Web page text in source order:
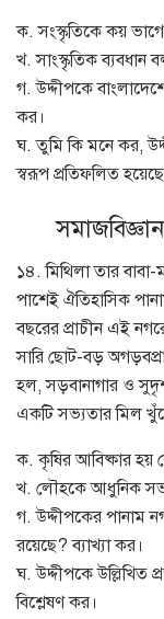
ক. সংস্কৃতিকে কয়
খ. সাংস্কৃতিক ব্যবধান
গ. উদ্দীপকে
কর।
ঘ. তুমি কি মনে কর,
স্বরূপ প্রতিফলিত
১৪. মিথিলা তার বাবা-
পাশেই ঐতিহাসিক
বছরের প্রাচীন এই
সারি ছোট-বড়
হল, সড়বানাগার ও
একটি সভ্যতার মিল
ক. কৃষির আবিষ্কার হয়
খ. লৌহকে আধুনিক
গ. উদ্দীপকের পানাম
রয়েছে? ব্যাখ্যা কর।
ঘ. উদ্দীপকে উল্লিখিত
বিশ্লেষণ কর।